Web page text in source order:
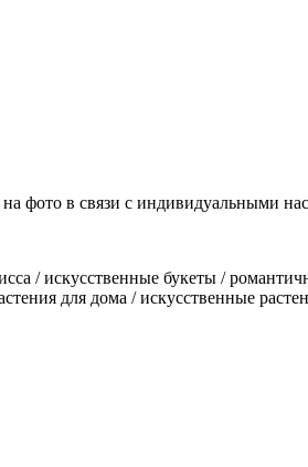
фото в связи с индивидуальными
/ искусственные букеты /
для дома / искусственные